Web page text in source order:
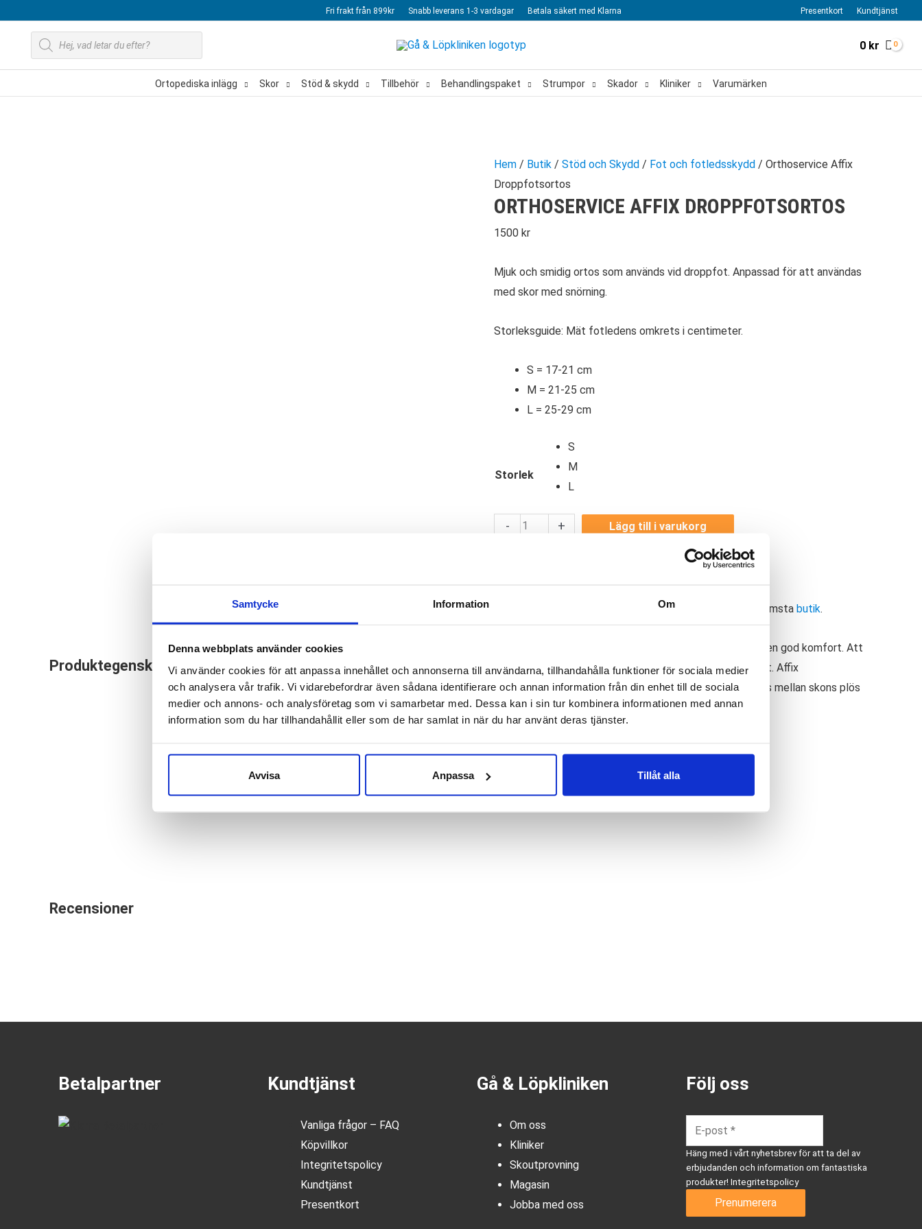
Samtycke Information Om
Denna webbplats använder cookies
Vi använder cookies för att anpassa innehållet och annonserna till användarna, tillhandahålla funktioner för sociala medier
och analysera vår trafik. Vi vidarebefordrar även sådana identifierare och annan information från din enhet till de sociala
medier och annons- och analysföretag som vi samarbetar med. Dessa kan i sin tur kombinera informationen med annan
information som du har tillhandahållit eller som de har samlat in när du har använt deras tjänster.
Avvisa Anpassa Tillåt alla
Fri frakt från 899kr Snabb leverans 1-3 vardagar Betala säkert med Klarna Presentkort Kundtjänst
Produktsökning
0 kr
Ortopediska inlägg Skor Stöd & skydd Tillbehör Behandlingspaket Strumpor Skador Kliniker Varumärken
Hem / Butik / Stöd och Skydd / Fot och fotledsskydd / Orthoservice Affix
Droppfotsortos
ORTHOSERVICE AFFIX DROPPFOTSORTOS
1500 kr
Mjuk och smidig ortos som används vid droppfot. Anpassad för att användas
med skor med snörning.
Storleksguide: Mät fotledens omkrets i centimeter.
S = 17-21 cm
M = 21-25 cm
L = 25-29 cm
Storlek
S
M
L
-
Orthoservice
+
Lägg till i varukorg
Fri frakt från 899 kr
Saldo weblager. För aktuellt butikssaldo, kontakta din närmsta butik.
Produktegenskaper
Orthoservice Affix Droppfotsortos är ett smidigt hjälpmedel för dig med droppfot. Den har en mjuk form vilket ger en god komfort. Att
ortosen är mjuk gör att den är väldigt smidig och den lämpar sig därmed bäst för dig med lättare besvär av droppfot. Affix
droppfotsortos har ett mjukt band runt fotleden som med hjälp av det justerbara snöret fästs i en del som placeras mellan skons plös
och snörning. Ortosen är anpassad för att användas till skor med snörning.
Recensioner
Betalpartner Kundtjänst
Vanliga frågor – FAQ
Köpvillkor
Integritetspolicy
Kundtjänst
Presentkort
Gå & Löpkliniken
Om oss
Kliniker
Skoutprovning
Magasin
Jobba med oss
Följ oss
Häng med i vårt nyhetsbrev för att ta del av
erbjudanden och information om fantastiska
produkter! Integritetspolicy